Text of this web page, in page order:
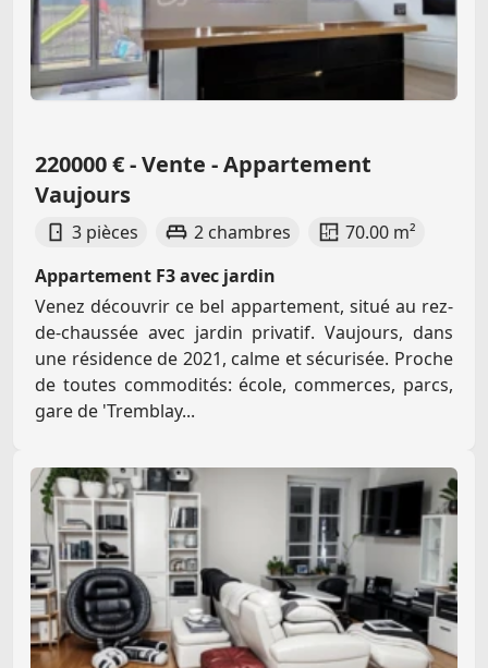
220000 € - Vente - Appartement
Vaujours
3 pièces 2 chambres
70.00 m²
Appartement F3 avec jardin
Venez découvrir ce bel appartement, situé au rez-
de-chaussée avec jardin privatif. Vaujours, dans
une résidence de 2021, calme et sécurisée. Proche
de toutes commodités: école, commerces, parcs,
gare de 'Tremblay...